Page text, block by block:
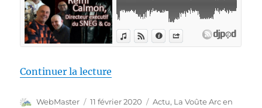
Continuer la lecture
Auteur
WebMaster
Publié
11 février 2020 Catégories
Actu, La Voûte Arc en